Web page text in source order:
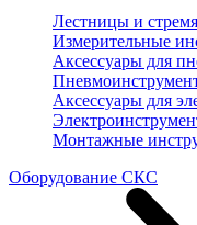
Лестницы и
Измерительные
Аксессуары для
Аксессуары для
Монтажные
Оборудование СКС